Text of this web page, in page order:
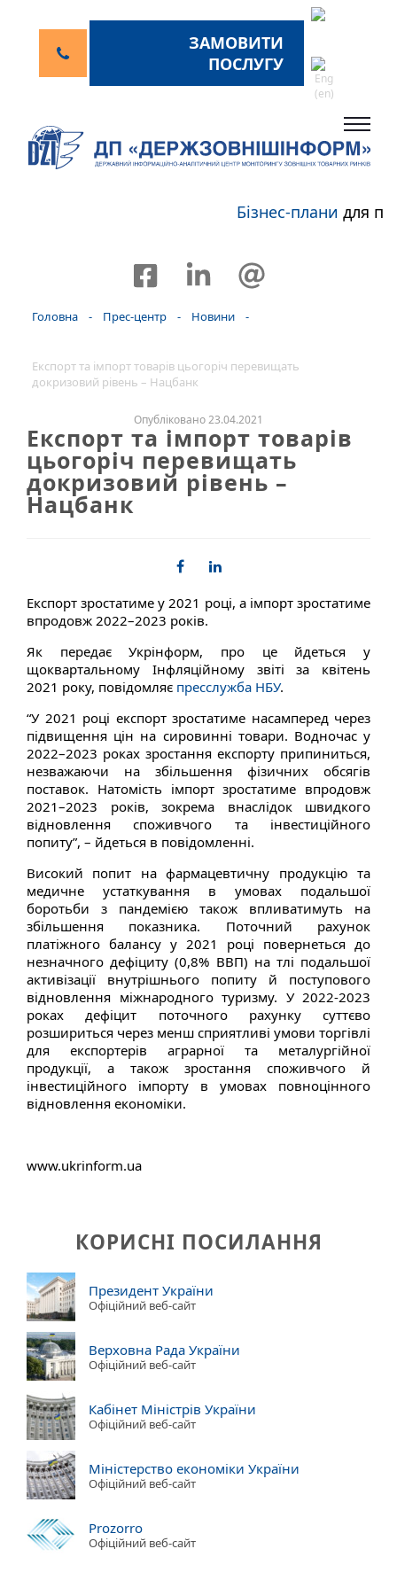
ЗАМОВИТИ
ПОСЛУГУ
Бізнес-планидля
Головна - Прес-центр - Новини -
Експорт та імпорт товарів цьогоріч перевищать
докризовий рівень – Нацбанк
Опубліковано 23.04.2021
Експорт та імпорт товарів
цьогоріч перевищать
докризовий рівень –
Нацбанк
Експорт зростатиме у 2021 році, а імпорт зростатиме
впродовж 2022–2023 років.
Як передає Укрінформ, про це йдеться у
щоквартальному Інфляційному звіті за квітень
2021 року, повідомляє пресслужба НБУ.
“У 2021 році експорт зростатиме насамперед через
підвищення цін на сировинні товари. Водночас у
2022–2023 роках зростання експорту припиниться,
незважаючи на збільшення фізичних обсягів
поставок. Натомість імпорт зростатиме впродовж
2021–2023 років, зокрема внаслідок швидкого
відновлення споживчого та інвестиційного
попиту”, – йдеться в повідомленні.
Високий попит на фармацевтичну продукцію та
медичне устаткування в умовах подальшої
боротьби з пандемією також впливатимуть на
збільшення показника. Поточний рахунок
платіжного балансу у 2021 році повернеться до
незначного дефіциту (0,8% ВВП) на тлі подальшої
активізації внутрішнього попиту й поступового
відновлення міжнародного туризму. У 2022-2023
роках дефіцит поточного рахунку суттєво
розшириться через менш сприятливі умови торгівлі
для експортерів аграрної та металургійної
продукції, а також зростання споживчого й
інвестиційного імпорту в умовах повноцінного
відновлення економіки.
www.ukrinform.ua
КОРИСНІ ПОСИЛАННЯ
Президент України
Офіційний веб-сайт
Верховна Рада України
Офіційний веб-сайт
Кабінет Міністрів України
Офіційний веб-сайт
Міністерство економіки України
Офіційний веб-сайт
Prozorro
Офіційний веб-сайт